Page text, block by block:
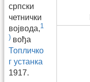
српски
четнички
војвода,1
) вођа
Топличко
г устанка
1917.